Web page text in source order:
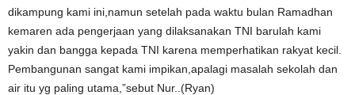
dikampung kami ini,namun setelah pada waktu bulan Ramadhan
kemaren ada pengerjaan yang dilaksanakan TNI barulah kami
yakin dan bangga kepada TNI karena memperhatikan rakyat kecil.
Pembangunan sangat kami impikan,apalagi masalah sekolah dan
air itu yg paling utama,”sebut Nur..(Ryan)